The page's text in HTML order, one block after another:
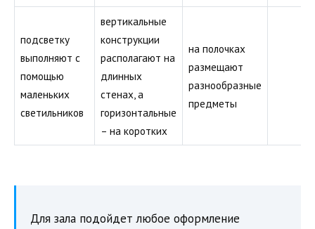
подсветку
выполняют с
помощью
маленьких
светильников
вертикальные
конструкции
располагают на
длинных
стенах, а
горизонтальные
– на коротких
на полочках
размещают
разнообразные
предметы
Для зала подойдет любое оформление